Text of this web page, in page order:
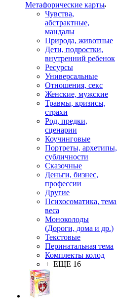
Mетафорические карты
Чувства,
абстрактные,
мандалы
Природа, животные
Дети, подростки,
внутренний ребенок
Ресурсы
Универсальные
Отношения, секс
Женские, мужские
Травмы, кризисы,
страхи
Род, предки,
сценарии
Коучинговые
Портреты, архетипы,
субличности
Сказочные
Деньги, бизнес,
профессии
Другие
Психосоматика, тема
веса
Моноколоды
(Дороги, дома и др.)
Текстовые
Перинатальная тема
Комплекты колод
+ ЕЩЕ 16